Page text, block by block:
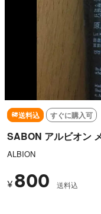
送料込 すぐに購入可
SABON アルビオン
ALBION
¥ 800 送料込